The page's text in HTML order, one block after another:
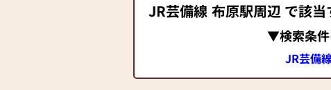
JR芸備線 布原駅周辺 で該当
▼検索条件
JR芸備